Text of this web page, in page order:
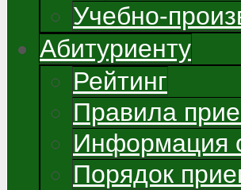
Учебно-
Абитуриенту
Рейтинг
Правила
Информация
Порядок